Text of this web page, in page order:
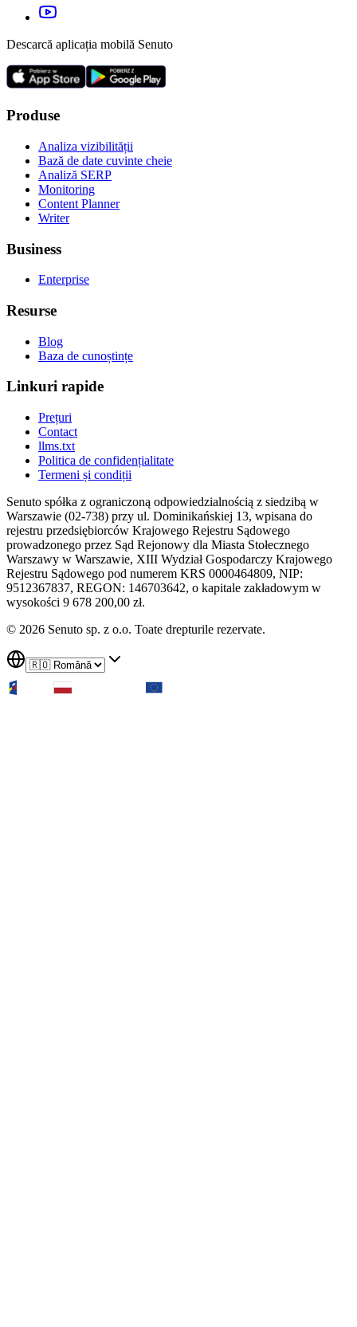
Descarcă aplicația mobilă Senuto
Produse
Analiza vizibilității
Bază de date cuvinte cheie
Analiză SERP
Monitoring
Content Planner
Writer
Business
Enterprise
Resurse
Blog
Baza de cunoștințe
Linkuri rapide
Prețuri
Contact
llms.txt
Politica de confidențialitate
Termeni și condiții
Senuto spółka z ograniczoną odpowiedzialnością z siedzibą w
Warszawie (02-738) przy ul. Dominikańskiej 13, wpisana do
rejestru przedsiębiorców Krajowego Rejestru Sądowego
prowadzonego przez Sąd Rejonowy dla Miasta Stołecznego
Warszawy w Warszawie, XIII Wydział Gospodarczy Krajowego
Rejestru Sądowego pod numerem KRS 0000464809, NIP:
9512367837, REGON: 146703642, o kapitale zakładowym w
wysokości 9 678 200,00 zł.
© 2026 Senuto sp. z o.o. Toate drepturile rezervate.